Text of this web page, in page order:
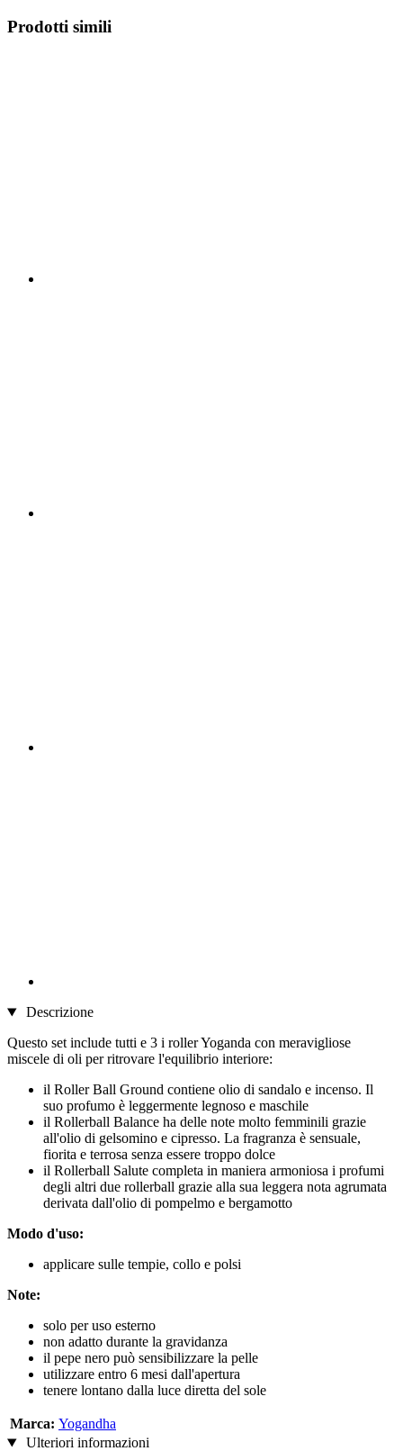
Prodotti simili
Descrizione
Questo set include tutti e 3 i roller Yoganda con meravigliose
miscele di oli per ritrovare l'equilibrio interiore:
il Roller Ball Ground contiene olio di sandalo e incenso. Il
suo profumo è leggermente legnoso e maschile
il Rollerball Balance ha delle note molto femminili grazie
all'olio di gelsomino e cipresso. La fragranza è sensuale,
fiorita e terrosa senza essere troppo dolce
il Rollerball Salute completa in maniera armoniosa i profumi
degli altri due rollerball grazie alla sua leggera nota agrumata
derivata dall'olio di pompelmo e bergamotto
Modo d'uso:
applicare sulle tempie, collo e polsi
Note:
solo per uso esterno
non adatto durante la gravidanza
il pepe nero può sensibilizzare la pelle
utilizzare entro 6 mesi dall'apertura
tenere lontano dalla luce diretta del sole
Marca: Yogandha
Ulteriori informazioni